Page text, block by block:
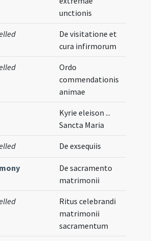
unctionis
De visitatione et
cura infirmorum
Ordo
commendationis
animae
Kyrie eleison ...
Sancta Maria
De exsequiis
De sacramento
matrimonii
Ritus celebrandi
matrimonii
sacramentum